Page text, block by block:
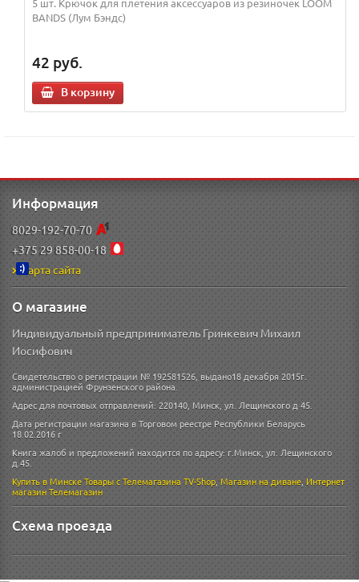
5 шт. Крючок для плетения аксессуаров из резиночек LOOM
BANDS (Лум Бэндс)
42 руб.
В корзину
Информация
8029-192-70-70
+375 29 858-00-18
Карта сайта
О магазине
Индивидуальный предприниматель Гринкевич Михаил
Иосифович
Свидетельство о регистрации № 192581526, выдано18 декабря 2015г.
администрацией Фрунзенского района.
Адрес для почтовых отправлений: 220140, Минск, ул. Лещинского д 45.
Дата регистрации магазина в Торговом реестре Республики Беларусь
18.02.2016 г
Книга жалоб и предложений находится по адресу: г.Минск, ул. Лещинского
д.45.
Купить в МинскеТовары с Телемагазина TV-Shop,Магазин на диване,Интернет
магазинТелемагазин
Схема проезда